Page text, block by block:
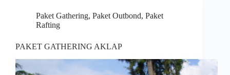
Paket Gathering, Paket Outbond, Paket
Rafting
PAKET GATHERING AKLAP